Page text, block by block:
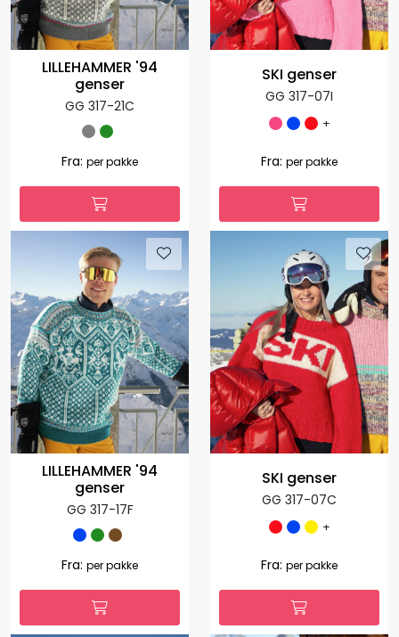
LILLEHAMMER '94
genser
GG 317-21C
Fra: per pakke
SKI genser
GG 317-07I
+
Fra: per pakke
LILLEHAMMER '94
genser
GG 317-17F
Fra: per pakke
SKI genser
GG 317-07C
+
Fra: per pakke